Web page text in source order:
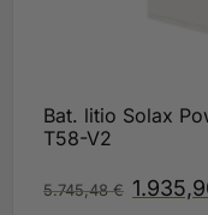
Bat. litio Solax
T58-V2
5.745,48€